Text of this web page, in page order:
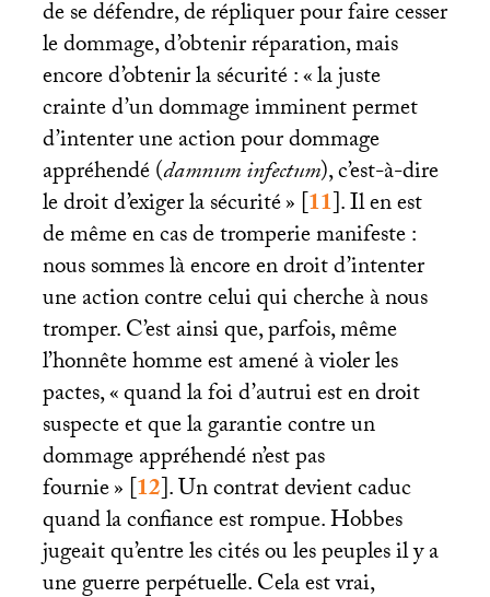
de se défendre, de répliquer pour faire cesser
le dommage, d’obtenir réparation, mais
encore d’obtenir la sécurité : «la juste
crainte d’un dommage imminent permet
d’intenter une action pour dommage
appréhendé (damnum infectum), c’est-à-dire
le droit d’exiger la sécurité»[11]. Il en est
de même en cas de tromperie manifeste :
nous sommes là encore en droit d’intenter
une action contre celui qui cherche à nous
tromper. C’est ainsi que, parfois, même
l’honnête homme est amené à violer les
pactes, «quand la foi d’autrui est en droit
suspecte et que la garantie contre un
dommage appréhendé n’est pas
fournie»[12]. Un contrat devient caduc
quand la confiance est rompue. Hobbes
jugeait qu’entre les cités ou les peuples il y a
une guerre perpétuelle. Cela est vrai,